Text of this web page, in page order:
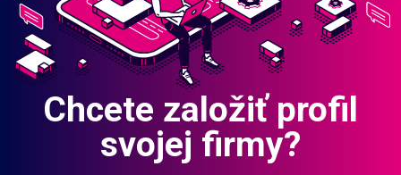
Chcete založiť profil
svojej firmy?